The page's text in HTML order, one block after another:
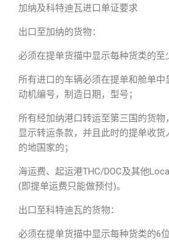
加纳及科特迪瓦进口单证要求
出口至加纳的货物：
必须在提单货描中显示每种货类的至
所有进口的车辆必须在提单和舱单中
动机编号，制造日期，型号；
所有经加纳港口转运至第三国的货物
显示转运条款，并且此时的提单收货
的地国家的；
海运费、起运港THC/DOC及其他
(即提单运费只能做预付)。
出口至科特迪瓦的货物：
必须在提单货描中显示每种货类的6位